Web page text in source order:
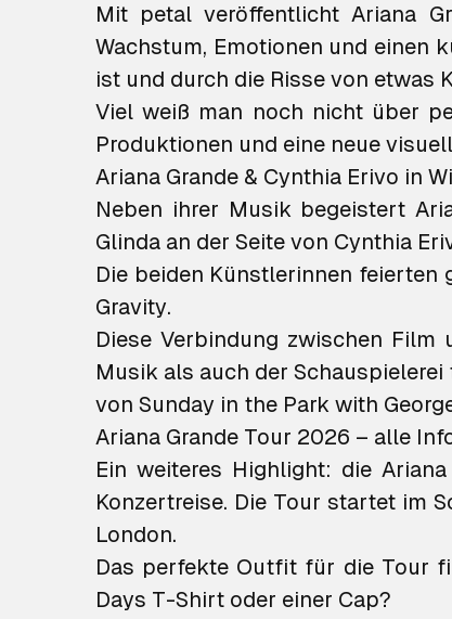
Mit petal veröffentlicht Ariana
Wachstum, Emotionen und einen
ist und durch die Risse von etwas
Viel weiß man noch nicht über
Produktionen und eine neue
Ariana Grande & Cynthia Erivo in
Neben ihrer Musik begeistert
Glinda an der Seite von Cynthia
Die beiden Künstlerinnen feierten
Gravity.
Diese Verbindung zwischen
Musik als auch der
von Sunday in the Park with
Ariana Grande Tour 2026 – alle
Ein weiteres Highlight: die
Konzertreise. Die Tour startet im
London.
Das perfekte Outfit für die Tour
Days T-Shirt oder einer Cap?